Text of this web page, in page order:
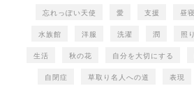
忘れっぽい天使 愛 支援 昼寝
水族館 洋服 洗濯 潤 照
生活 秋の花 自分を大切にする
自閉症 草取り名人への道 表現